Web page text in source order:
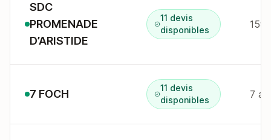
SDC
PROMENADE
D’ARISTIDE
11 devis
disponibles
7 FOCH
11 devis
disponibles